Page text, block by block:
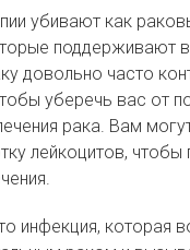
убивают как
поддерживают
довольно часто
уберечь вас от
рака. Вам
лейкоцитов, чтобы
инфекция, которая